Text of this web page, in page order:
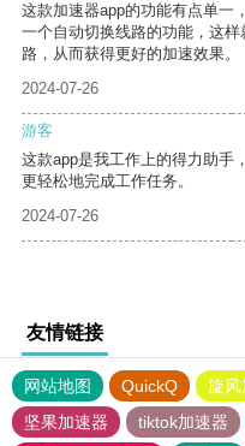
这款加速器app的功能有点单一
一个自动切换线路的功能，这
路，从而获得更好的加速效果。
2024-07-26
游客
这款app是我工作上的得力助手
更轻松地完成工作任务。
2024-07-26
友情链接
网站地图 QuickQ 旋风
坚果加速器
tiktok加速器